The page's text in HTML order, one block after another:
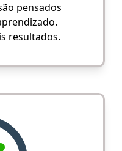
pensados
resultados.